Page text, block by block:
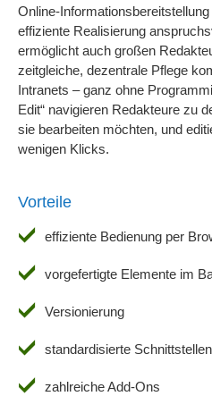
Online-
effiziente Realisierung
ermöglicht auch großen
zeitgleiche, dezentrale Pflege
Intranets – ganz ohne
Edit“ navigieren Redakteure zu
sie bearbeiten möchten, und
wenigen Klicks.
Vorteile
effiziente Bedienung per
vorgefertigte Elemente im
Versionierung
standardisierte Schnittstellen
zahlreiche Add-Ons